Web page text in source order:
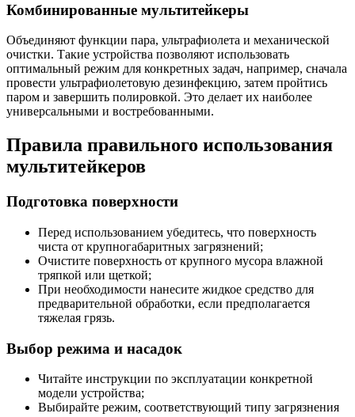
Комбинированные мультитейкеры
Объединяют функции пара, ультрафиолета и механической
очистки. Такие устройства позволяют использовать
оптимальный режим для конкретных задач, например, сначала
провести ультрафиолетовую дезинфекцию, затем пройтись
паром и завершить полировкой. Это делает их наиболее
универсальными и востребованными.
Правила правильного использования
мультитейкеров
Подготовка поверхности
Перед использованием убедитесь, что поверхность
чиста от крупногабаритных загрязнений;
Очистите поверхность от крупного мусора влажной
тряпкой или щеткой;
При необходимости нанесите жидкое средство для
предварительной обработки, если предполагается
тяжелая грязь.
Выбор режима и насадок
Читайте инструкции по эксплуатации конкретной
модели устройства;
Выбирайте режим, соответствующий типу загрязнения